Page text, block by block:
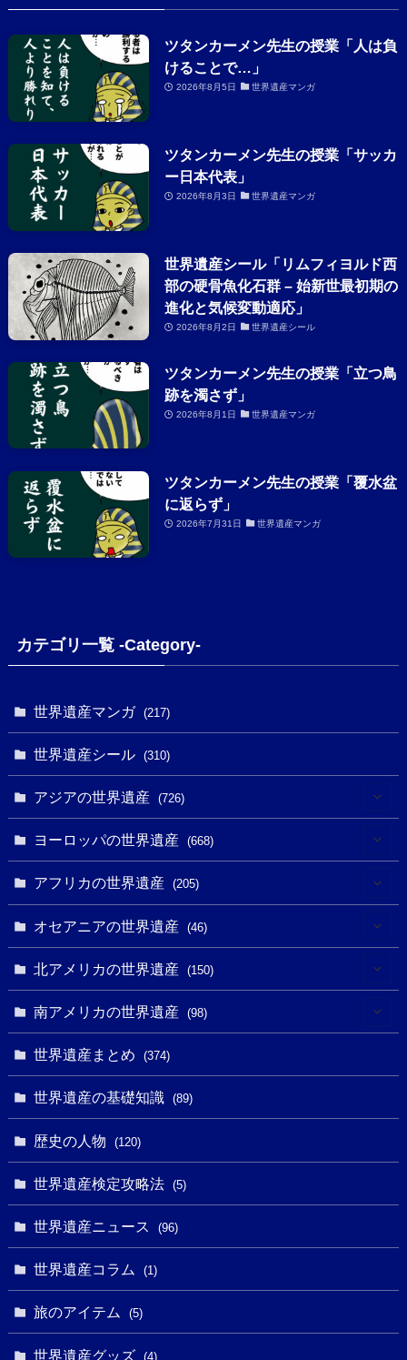
ツタンカーメン先生の授業「人は負
けることで…」
2026年8月5日 世界遺産マンガ
ツタンカーメン先生の授業「サッカ
ー日本代表」
2026年8月3日 世界遺産マンガ
世界遺産シール「リムフィヨルド西
部の硬骨魚化石群 – 始新世最初期の
進化と気候変動適応」
2026年8月2日 世界遺産シール
ツタンカーメン先生の授業「立つ鳥
跡を濁さず」
2026年8月1日 世界遺産マンガ
ツタンカーメン先生の授業「覆水盆
に返らず」
2026年7月31日 世界遺産マンガ
カテゴリ一覧 -Category-
世界遺産マンガ (217)
世界遺産シール (310)
アジアの世界遺産 (726)
(6)
(10)
(10)
(5)
ヨーロッパの世界遺産 (668)
(4)
(3)
(1)
(43)
(4)
アフリカの世界遺産 (205)
(8)
(1)
(32)
(13)
(2)
オセアニアの世界遺産 (46)
(25)
(6)
(1)
北アメリカの世界遺産 (150)
(31)
(27)
(10)
南アメリカの世界遺産 (98)
(4)
(9)
(3)
世界遺産まとめ (374)
世界遺産の基礎知識 (89)
歴史の人物 (120)
世界遺産検定攻略法 (5)
世界遺産ニュース (96)
世界遺産コラム (1)
旅のアイテム (5)
世界遺産グッズ (4)